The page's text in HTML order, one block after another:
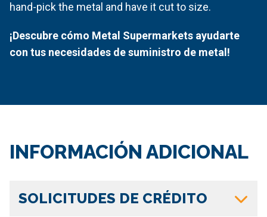
hand-pick the metal and have it cut to size.
¡Descubre cómo Metal Supermarkets ayudarte
con tus necesidades de suministro de metal!
INFORMACIÓN ADICIONAL
SOLICITUDES DE CRÉDITO